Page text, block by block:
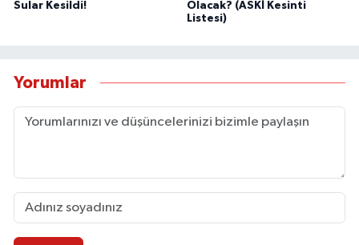
Sular Kesildi!
Olacak? (ASKİ Kesinti
Listesi)
Yorumlar